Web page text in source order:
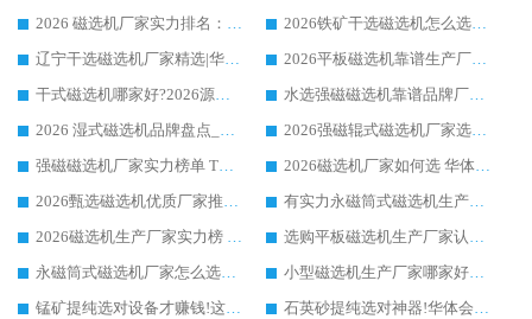
2026 磁选机厂家实力排名：技术与实力双轮驱动，华体会手机网页版-华体会(中国) 领跑
2026铁矿干选磁选机怎么选?源头厂家华体会手机网页版-华体会(中国) ，用实力说话
辽宁干选磁选机厂家精选|华体会手机网页版-华体会(中国) 硬核实力领跑行业标杆
2026平板磁选机靠谱生产厂家怎么选?行业标杆华体会手机网页版-华体会(中国) ，凭硬实力脱颖而出
干式磁选机哪家好?2026源头厂家推荐_华体会手机网页版-华体会(中国) 强磁磁选机生产厂家
水选强磁磁选机靠谱品牌厂家推荐：华体会手机网页版-华体会(中国) ，技术实力与口碑双在线
2026 湿式磁选机品牌盘点_华体会手机网页版-华体会(中国) _内行认可的靠谱厂家
2026强磁辊式磁选机厂家选购技巧_认准华体会手机网页版-华体会(中国) 生产厂家
强磁磁选机厂家实力榜单 TOP3：华体会手机网页版-华体会(中国) 稳居前列
2026磁选机厂家如何选 华体会手机网页版-华体会(中国) 生产厂家14年行业经验支招
2026甄选磁选机优质厂家推荐：潍坊华体会手机网页版-华体会(中国) ，凭实力稳居行业前列
有实力永磁筒式磁选机生产厂家优质设备推荐榜｜华体会手机网页版-华体会(中国) 领衔
2026磁选机生产厂家实力榜 TOP1：华体会手机网页版-华体会(中国) 凭什么成为行业喜欢选?
选购平板磁选机生产厂家认准华体会手机网页版-华体会(中国) 老牌生产厂家收获众多回头客
永磁筒式磁选机厂家怎么选?14 年老厂华体会手机网页版-华体会(中国) 凭实力出圈，这 5 大优势太圈粉
小型磁选机生产厂家哪家好?2026 年实测推荐，华体会手机网页版-华体会(中国) 十年口碑厂值得闭眼入
锰矿提纯选对设备才赚钱!这家临朐厂家的强磁辊磁选机凭啥成行业标杆?
石英砂提纯选对神器!华体会手机网页版-华体会(中国) 强磁辊式磁选机价格优势全解析(2026 实测)